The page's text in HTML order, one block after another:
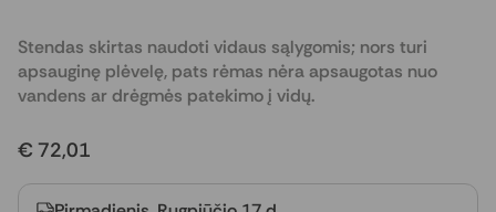
Stendas skirtas naudoti vidaus sąlygomis; nors turi
apsauginę plėvelę, pats rėmas nėra apsaugotas nuo
vandens ar drėgmės patekimo į vidų.
€ 72,01